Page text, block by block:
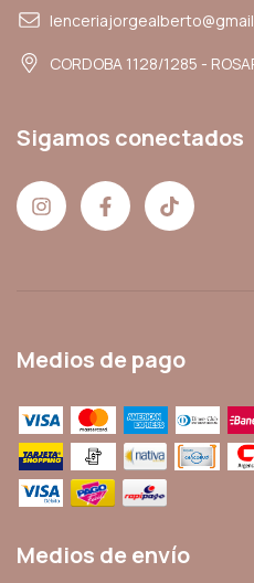
CORDOBA 1128/1285 -
Sigamos conectados
Medios de pago
Medios de envío